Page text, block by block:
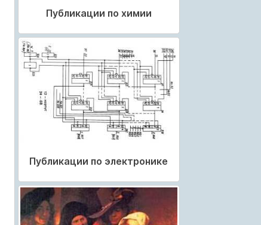
Публикации по химии
Публикации по электронике